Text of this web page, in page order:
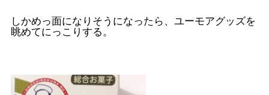
しかめっ面になりそうになったら、ユーモアグッズを
眺めてにっこりする。